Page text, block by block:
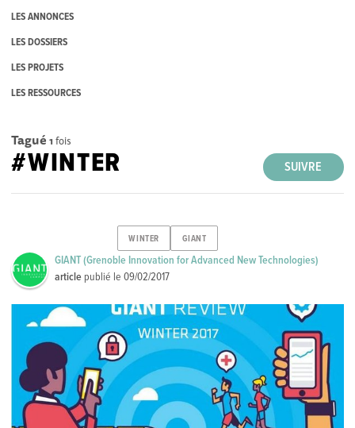
LES ANNONCES
LES DOSSIERS
LES PROJETS
LES RESSOURCES
Tagué 1 fois
SUIVRE
#WINTER
WINTER GIANT
GIANT (Grenoble Innovation for Advanced New Technologies)
article publié le09/02/2017